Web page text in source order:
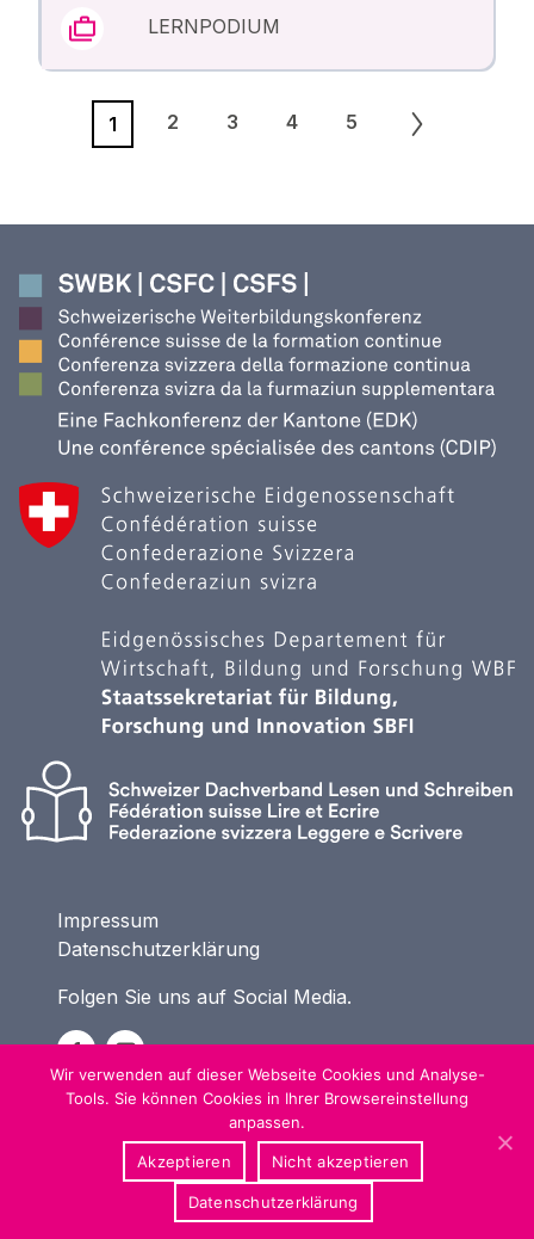
LERNPODIUM
1 2 3 4 5
Impressum
Datenschutzerklärung
Folgen Sie uns auf Social Media.
Wir verwenden auf dieser Webseite Cookies und Analyse-
Tools. Sie können Cookies in Ihrer Browsereinstellung
anpassen.
Akzeptieren Nicht akzeptieren
Datenschutzerklärung